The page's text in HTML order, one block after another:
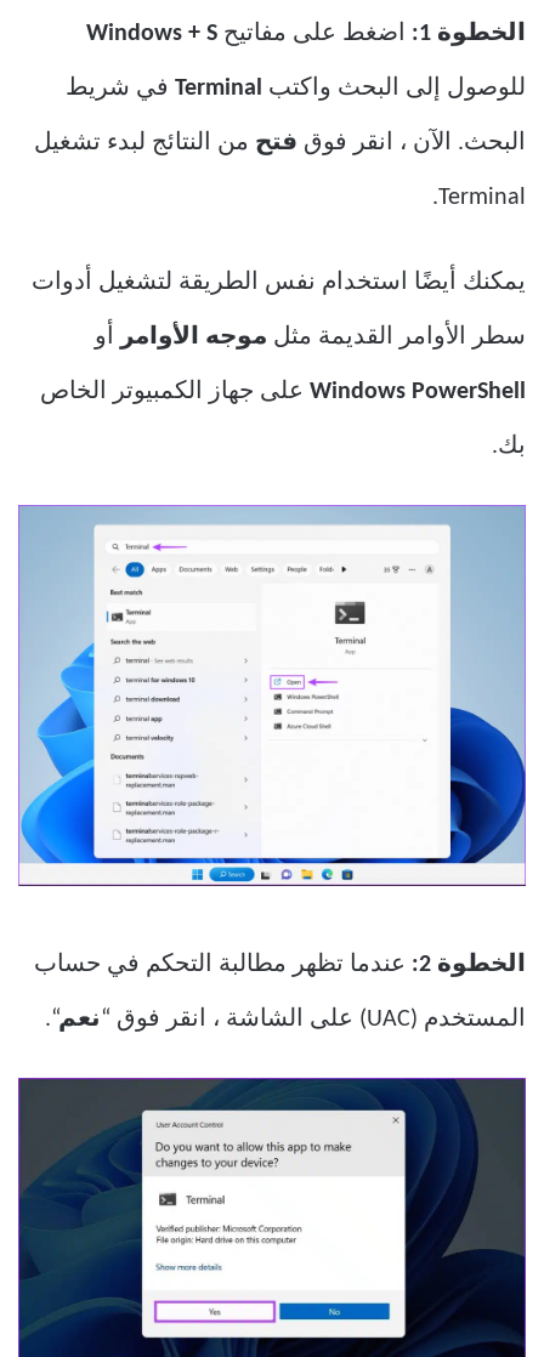
الخطوة 1: اضغط على مفاتيح
للوصول إلى البحث واكتب Terminal في شريط
البحث. الآن ، انقر فوق فتح من النتائج لبدء تشغيل
Terminal.
يمكنك أيضًا استخدام نفس الطريقة لتشغيل أدوات
سطر الأوامر القديمة مثل موجه الأوامر أو
Windows PowerShell على جهاز الكمبيوتر الخاص
بك.
الخطوة 2: عندما تظهر مطالبة التحكم في حساب
المستخدم (UAC) على الشاشة ، انقر فوق “ نعم“.